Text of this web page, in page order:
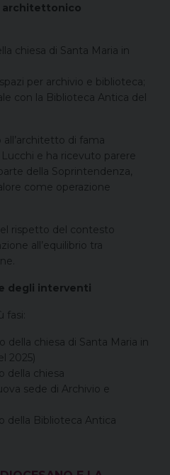
architettonico
chiesa di Santa Maria in
per archivio e biblioteca;
con la Biblioteca Antica del
di fama
e ha ricevuto parere
della Soprintendenza,
come operazione
rispetto del contesto
all’equilibrio tra
degli interventi
fasi:
della chiesa di Santa Maria in
2025)
della chiesa
sede di Archivio e
della Biblioteca Antica